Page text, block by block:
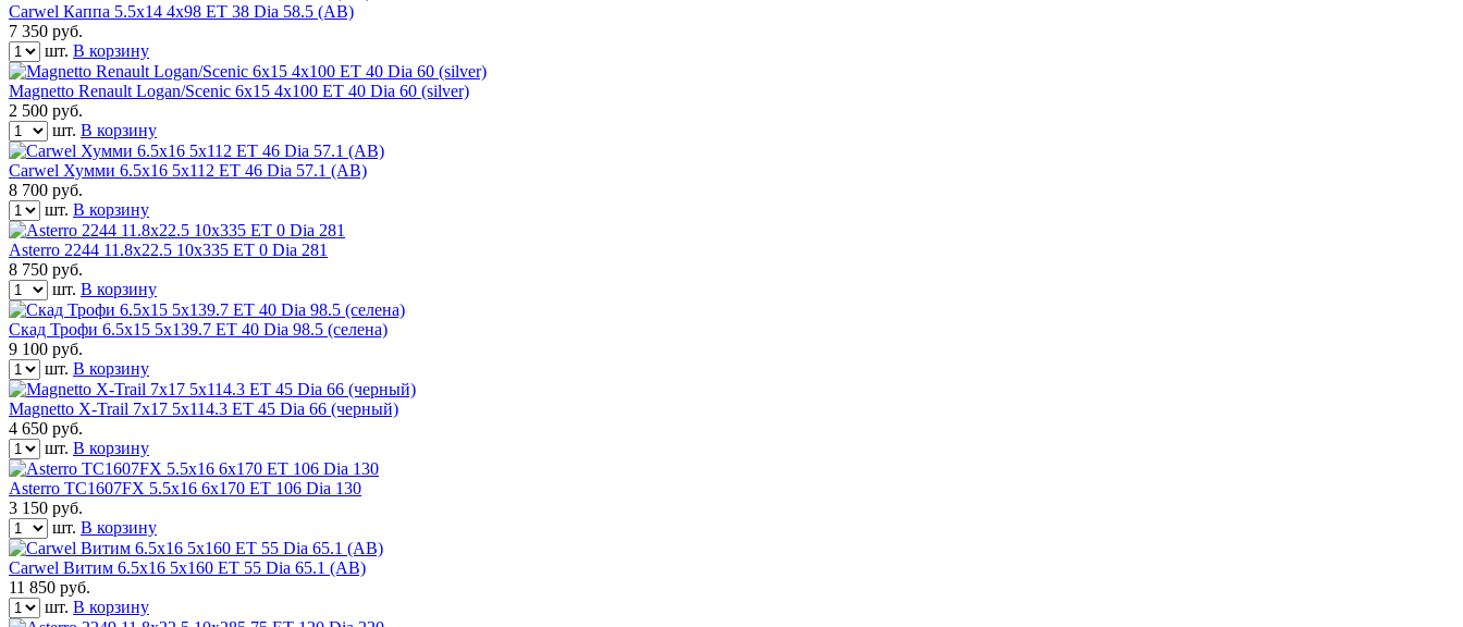
Carwel Каппа 5.5x14 4x98 ET 38 Dia 58.5 (AB)
7 350 руб.
шт. В корзину
Magnetto Renault Logan/Scenic 6x15 4x100 ET 40 Dia 60 (silver)
2 500 руб.
шт. В корзину
Carwel Хумми 6.5x16 5x112 ET 46 Dia 57.1 (AB)
8 700 руб.
шт. В корзину
Asterro 2244 11.8x22.5 10x335 ET 0 Dia 281
8 750 руб.
шт. В корзину
Скад Трофи 6.5x15 5x139.7 ET 40 Dia 98.5 (селена)
9 100 руб.
шт. В корзину
Magnetto X-Trail 7x17 5x114.3 ET 45 Dia 66 (черный)
4 650 руб.
шт. В корзину
Asterro TC1607FX 5.5x16 6x170 ET 106 Dia 130
3 150 руб.
шт. В корзину
Carwel Витим 6.5x16 5x160 ET 55 Dia 65.1 (AB)
11 850 руб.
шт. В корзину